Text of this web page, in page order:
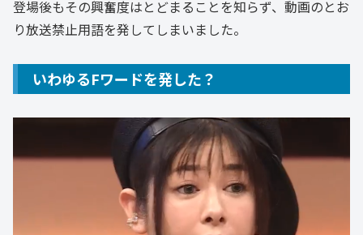
登場後もその興奮度はとどまることを知らず、動画のとお
り放送禁止用語を発してしまいました。
いわゆるFワードを発した？